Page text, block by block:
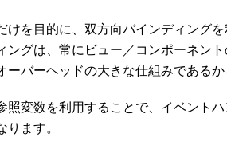
を目的に、双方向バインディングを
グは、常にビュー／コンポーネン
バーヘッドの大きな仕組みであるか
変数を利用することで、イベントハ
ます。